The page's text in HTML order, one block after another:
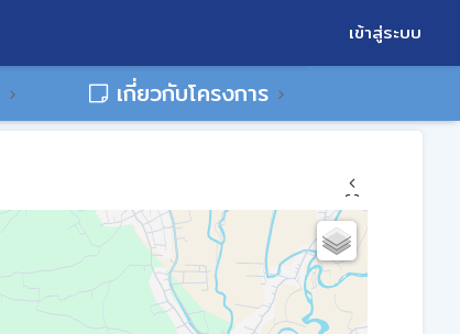
เข้าสู่ระบบ
เกี่ยวกับโครงการ